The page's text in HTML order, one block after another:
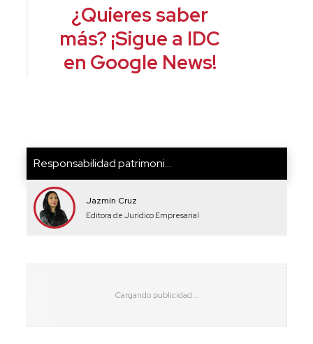
¿Quieres saber
más? ¡Sigue a IDC
en Google News!
Responsabilidad patrimoni...
Jazmín Cruz
Editora de Jurídico Empresarial